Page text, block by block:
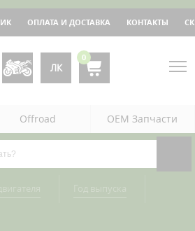
ОПЛАТА И ДОСТАВКА КОНТАКТЫ
ЛК
0
Offroad OEM Запчасти